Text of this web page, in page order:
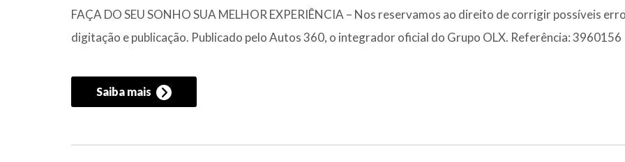
FAÇA DO SEU SONHO SUA MELHOR EXPERIÊNCIA – Nos reservamos ao direito de corrigir possíveis
digitação e publicação. Publicado pelo Autos 360, o integrador oficial do Grupo OLX. Referência: 3960156
Saiba mais